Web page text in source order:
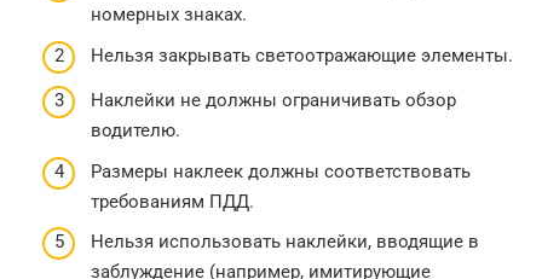
номерных знаках.
Нельзя закрывать светоотражающие элементы.
Наклейки не должны ограничивать обзор
водителю.
Размеры наклеек должны соответствовать
требованиям ПДД.
Нельзя использовать наклейки, вводящие в
заблуждение (например, имитирующие